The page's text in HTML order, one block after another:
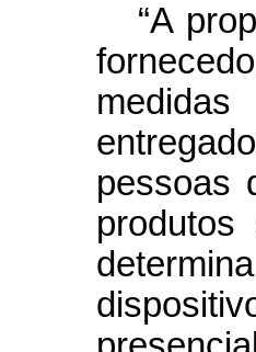
“A
pessoas